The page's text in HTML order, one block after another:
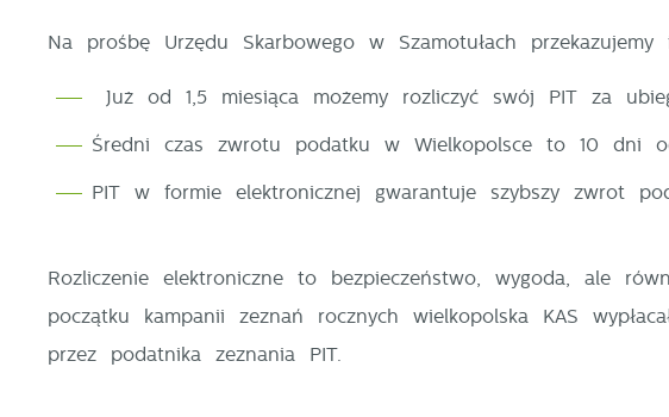
Na prośbę Urzędu Skarbowego w Szamotułach
Już od 1,5 miesiąca możemy rozliczyć swój PIT za
Średni czas zwrotu podatku w Wielkopolsce to 10 dni
PIT w formie elektronicznej gwarantuje szybszy zwrot
Rozliczenie elektroniczne to bezpieczeństwo, wygoda, ale
początku kampanii zeznań rocznych wielkopolska KAS
przez podatnika zeznania PIT.